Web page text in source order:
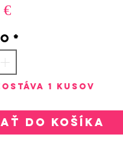
€
*
1 kusov
do košíka